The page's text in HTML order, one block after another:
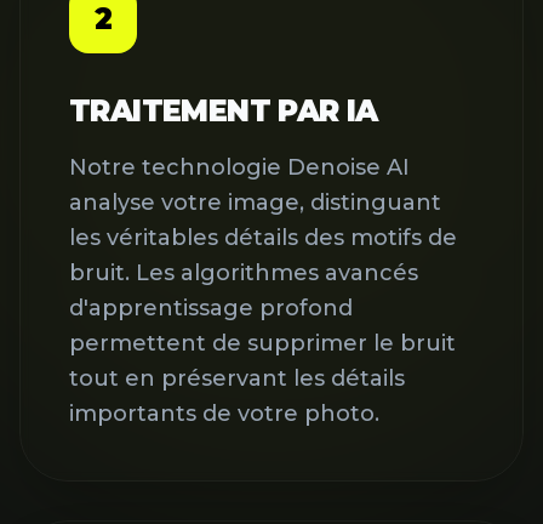
2
TRAITEMENT PAR IA
Notre technologie Denoise AI
analyse votre image, distinguant
les véritables détails des motifs de
bruit. Les algorithmes avancés
d'apprentissage profond
permettent de supprimer le bruit
tout en préservant les détails
importants de votre photo.